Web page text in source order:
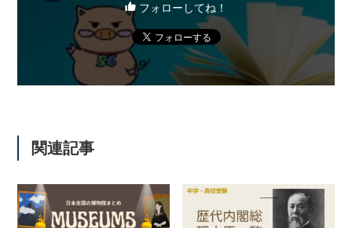
フォローしてね！
関連記事